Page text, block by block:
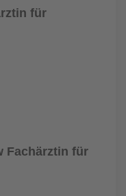
für
Fachärztin für